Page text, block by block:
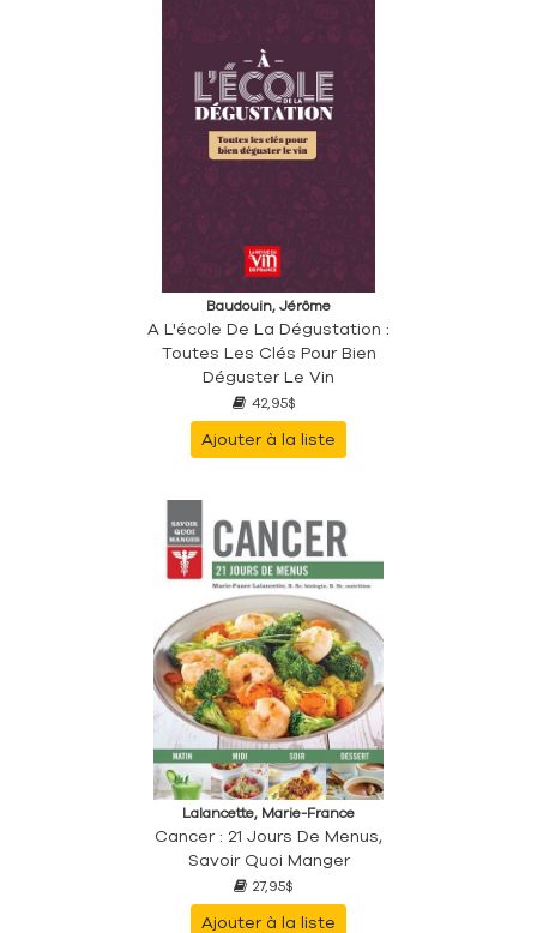
Baudouin, Jérôme
A L'école De La Dégustation :
Toutes Les Clés Pour Bien
Déguster Le Vin
42,95$
Ajouter à la liste
Lalancette, Marie-France
Cancer : 21 Jours De Menus,
Savoir Quoi Manger
27,95$
Ajouter à la liste